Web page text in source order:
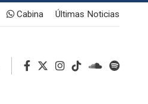
Cabina Últimas Noticias